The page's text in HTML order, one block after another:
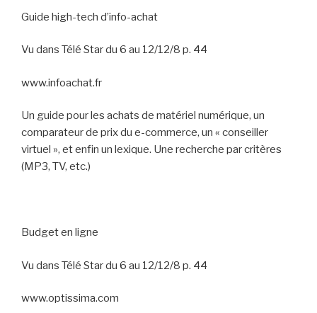
Guide high-tech d’info-achat
Vu dans Télé Star du 6 au 12/12/8 p. 44
www.infoachat.fr
Un guide pour les achats de matériel numérique, un
comparateur de prix du e-commerce, un « conseiller
virtuel », et enfin un lexique. Une recherche par critères
(MP3, TV, etc.)
Budget en ligne
Vu dans Télé Star du 6 au 12/12/8 p. 44
www.optissima.com